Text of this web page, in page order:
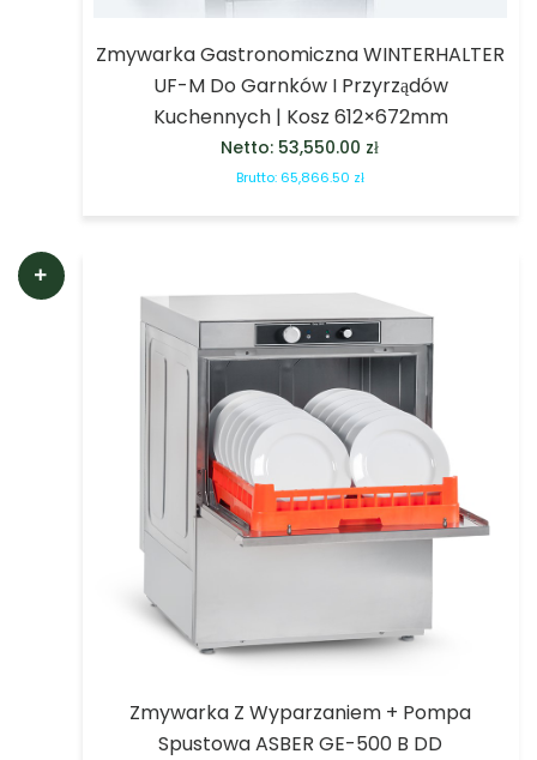
Zmywarka Gastronomiczna WINTERHALTER
UF-M Do Garnków I Przyrządów
Kuchennych | Kosz 612×672mm
Netto: 53,550.00 zł
Brutto: 65,866.50 zł
Zmywarka Z Wyparzaniem + Pompa
Spustowa ASBER GE-500 B DD